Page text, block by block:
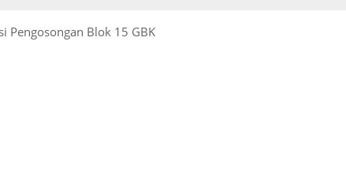
Pengosongan Blok 15 GBK